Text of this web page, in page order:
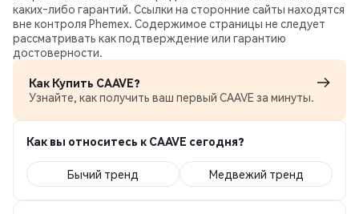
каких‑либо гарантий. Ссылки на сторонние сайты находятся
вне контроля Phemex. Содержимое страницы не следует
рассматривать как подтверждение или гарантию
достоверности.
Как Купить CAAVE?
Узнайте, как получить ваш первый CAAVE за минуты.
Как вы относитесь к CAAVE сегодня?
Бычий тренд Медвежий тренд